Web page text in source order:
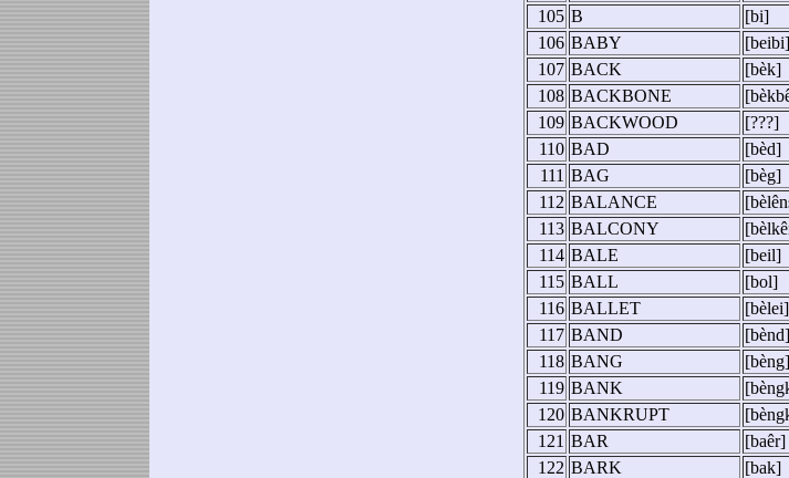
105 B [bi]
106 BABY [beibi]
107 BACK [bèk]
108 BACKBONE
109 BACKWOOD [???]
110 BAD [bèd]
111 BAG [bèg]
112 BALANCE
113 BALCONY
114 BALE [beil]
115 BALL [bol]
116 BALLET [bèlei]
117 BAND [bènd]
118 BANG [bèng]
119 BANK
120 BANKRUPT
121 BAR [baêr]
122 BARK [bak]